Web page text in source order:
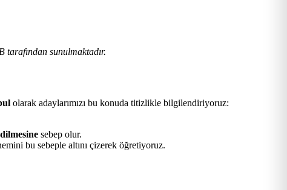
tarafından sunulmaktadır.
olarak adaylarımızı bu konuda titizlikle bilgilendiriyoruz:
sebep olur.
bu sebeple altını çizerek öğretiyoruz.